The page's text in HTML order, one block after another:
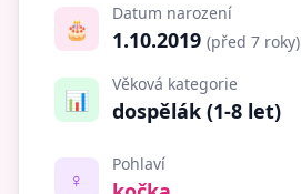
🎂
Datum narození
1.10.2019 (před 7 roky)
📊
Věková kategorie
dospělák (1-8 let)
♀️
Pohlaví